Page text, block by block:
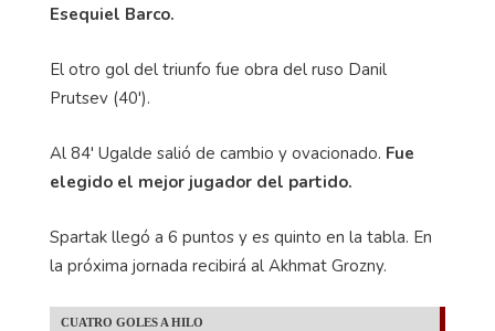
Esequiel Barco.
El otro gol del triunfo fue obra del ruso Danil
Prutsev (40').
Al 84' Ugalde salió de cambio y ovacionado. Fue
elegido el mejor jugador del partido.
Spartak llegó a 6 puntos y es quinto en la tabla. En
la próxima jornada recibirá al Akhmat Grozny.
CUATRO GOLES A HILO